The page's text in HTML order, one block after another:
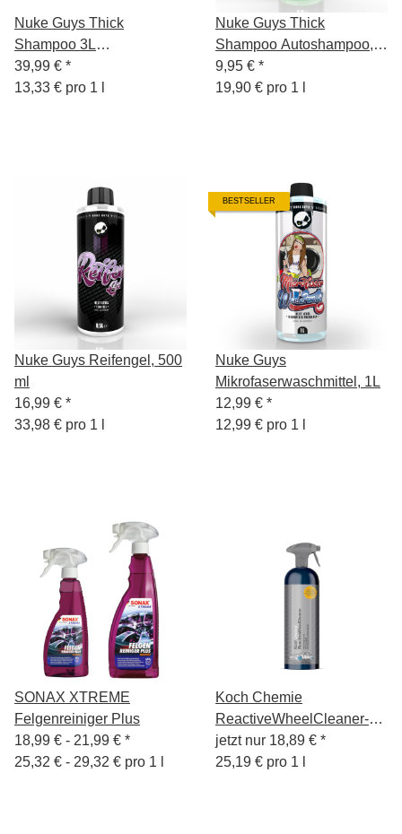
Nuke Guys Thick
Shampoo 3L
Autoshampoo
39,99 € *
13,33 € pro 1 l
Nuke Guys Thick
Shampoo Autoshampoo,
500 ml
9,95 € *
19,90 € pro 1 l
Nuke Guys Reifengel, 500
ml
16,99 € *
33,98 € pro 1 l
BESTSELLER
Nuke Guys
Mikrofaserwaschmittel, 1L
12,99 € *
12,99 € pro 1 l
SONAX XTREME
Felgenreiniger Plus
18,99 € - 21,99 € *
25,32 € - 29,32 € pro 1 l
Koch Chemie
ReactiveWheelCleaner-
Felgenreinigungsgel
750ml KCX
jetzt nur 18,89 € *
25,19 € pro 1 l